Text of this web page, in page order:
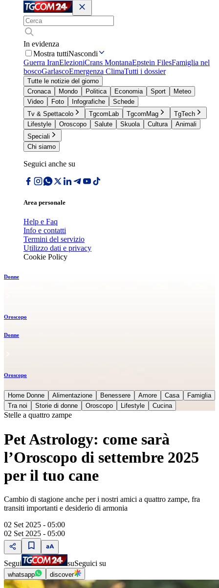
In evidenza
Mostra tuttiNascondi
Guerra IranElezioniCrans MontanaEpstein FilesFamiglia nel
boscoGarlascoEmergenza ClimaTutti i dossier
Tutte le notizie del giorno
Cronaca
Mondo Politica Economia Sport
Meteo
Video
Foto Infografiche
Schede
Tv & Spettacolo
TgcomLab TgcomMag
TgTech
Lifestyle
Oroscopo Salute Skuola Cultura
Animali
Speciali
Chi siamo
Seguici anche su
Area personale
Help e Faq
Info e contatti
Termini del servizio
Utilizzo dati e privacy
Cookie Policy
Donne
Oroscopo
Donne
Oroscopo
Home Donne Alimentazione Benessere Amore Casa
Famiglia
Tra noi
Storie di donne Oroscopo Lifestyle Cucina
Stelle a quattro zampe
Pet Astrology: come sarà
l’Oroscopo di settembre 2025
per il tuo cane
Cambio di stagione anche per i nostri amici a quattro zampe, fra
transiti importanti e desiderio di armonia
02 Set 2025 - 05:00
02 Set 2025 - 05:00
Segui suSeguici su
whatsapp discover